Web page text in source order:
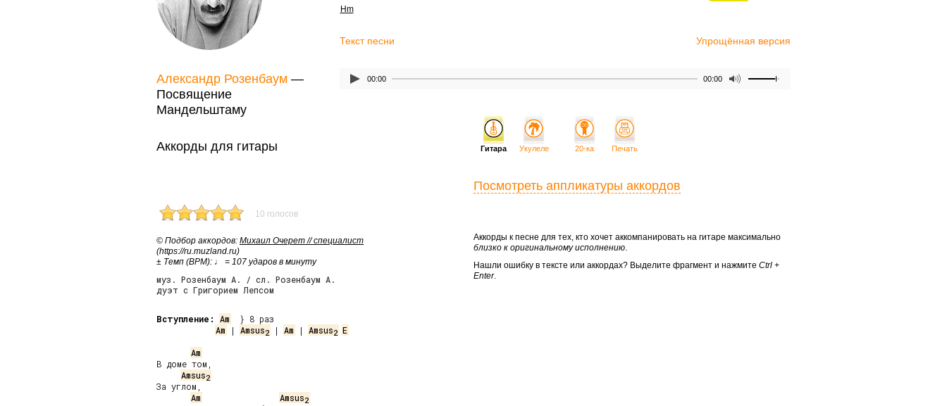
Александр Розенбаум —
Посвящение
Мандельштаму
Hm
Текст песни Упрощённая версия
00:00 00:00
Аккорды для гитары
10 голосов
© Подбор аккордов: Михаил Очерет // специалист
(https://ru.muzland.ru)
± Темп (BPM): ♩ = 107 ударов в минуту
муз. Розенбаум А. / сл. Розенбаум А.
дуэт с Григорием Лепсом
Вступление: Am
Am | Amsus2 | Am | Amsus2 E
Am
В доме том,
Amsus2
За углом,
Am
Amsus2
Гитара Укулеле 20-ка Печать
Посмотреть аппликатуры аккордов
Аккорды к песне для тех, кто хочет аккомпанировать на гитаре максимально
близко к оригинальному исполнению.
Нашли ошибку в тексте или аккордах? Выделите фрагмент и нажмите Ctrl +
Enter.